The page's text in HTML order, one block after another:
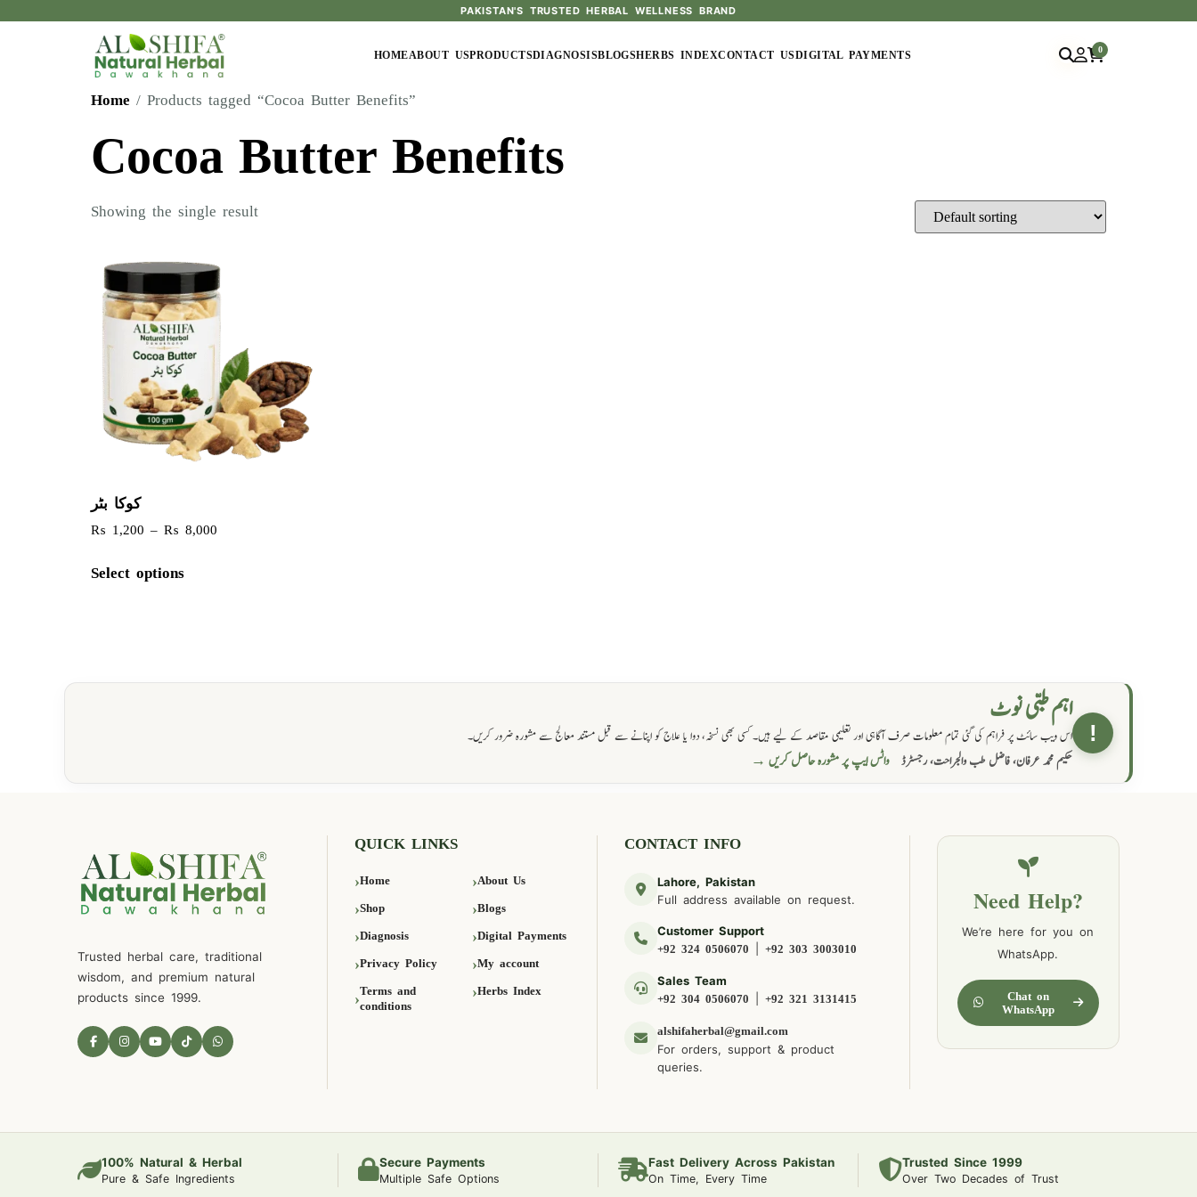
PAKISTAN'S TRUSTED HERBAL WELLNESS BRAND
HOMEABOUT USPRODUCTSDIAGNOSISBLOGSHERBS INDEXCONTACT USDIGITAL PAYMENTS
0
Home / Products tagged “Cocoa Butter Benefits”
Cocoa Butter Benefits
Showing the single result
کوکا بٹر
₨ 1,200 – ₨ 8,000
Select options
!
اہم طبی نوٹ
اس ویب سائٹ پر فراہم کی گئی تمام معلومات صرف آگاہی اور تعلیمی مقاصد کے لیے ہیں۔ کسی بھی نسخہ، دوا یا علاج کو اپنانے سے قبل مستند معالج سے مشورہ ضرور کریں۔
حکیم محمد عرفان، فاضل طب والجراحت، رجسٹرڈ واٹس ایپ پر مشورہ حاصل کریں →
Trusted herbal care, traditional
wisdom, and premium natural
products since 1999.
QUICK LINKS
Home About Us
Shop Blogs
Diagnosis Digital Payments
Privacy Policy My account
Terms and
conditions
Herbs Index
CONTACT INFO
Lahore, Pakistan
Full address available on request.
Customer Support
+92 324 0506070 |+92 303 3003010
Sales Team
+92 304 0506070 |+92 321 3131415
alshifaherbal@gmail.com
For orders, support & product
queries.
Need Help?
We’re here for you on
WhatsApp.
Chat on
WhatsApp
100% Natural & Herbal
Pure & Safe Ingredients
Secure Payments
Multiple Safe Options
Fast Delivery Across Pakistan
On Time, Every Time
Trusted Since 1999
Over Two Decades of Trust